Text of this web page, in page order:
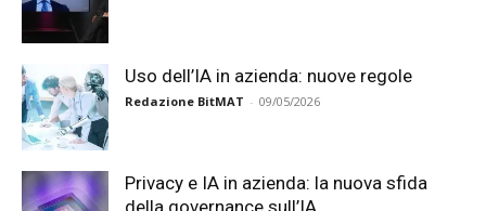
Uso dell’IA in azienda: nuove regole
Redazione BitMAT - 09/05/2026
Privacy e IA in azienda: la nuova sfida
della governance sull’IA